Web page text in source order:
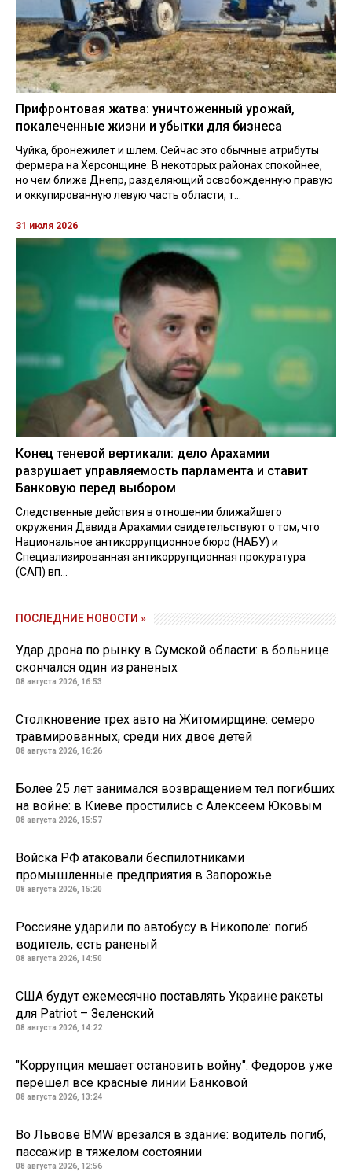
Прифронтовая жатва: уничтоженный урожай,
покалеченные жизни и убытки для бизнеса
Чуйка, бронежилет и шлем. Сейчас это обычные атрибуты
фермера на Херсонщине. В некоторых районах спокойнее,
но чем ближе Днепр, разделяющий освобожденную правую
и оккупированную левую часть области, т...
31 июля 2026
Конец теневой вертикали: дело Арахамии
разрушает управляемость парламента и ставит
Банковую перед выбором
Следственные действия в отношении ближайшего
окружения Давида Арахамии свидетельствуют о том, что
Национальное антикоррупционное бюро (НАБУ) и
Специализированная антикоррупционная прокуратура
(САП) вп...
ПОСЛЕДНИЕ НОВОСТИ »
Удар дрона по рынку в Сумской области: в больнице
скончался один из раненых
08 августа 2026, 16:53
Столкновение трех авто на Житомирщине: семеро
травмированных, среди них двое детей
08 августа 2026, 16:26
Более 25 лет занимался возвращением тел погибших
на войне: в Киеве простились с Алексеем Юковым
08 августа 2026, 15:57
Войска РФ атаковали беспилотниками
промышленные предприятия в Запорожье
08 августа 2026, 15:20
Россияне ударили по автобусу в Никополе: погиб
водитель, есть раненый
08 августа 2026, 14:50
США будут ежемесячно поставлять Украине ракеты
для Patriot – Зеленский
08 августа 2026, 14:22
"Коррупция мешает остановить войну": Федоров уже
перешел все красные линии Банковой
08 августа 2026, 13:24
Во Львове BMW врезался в здание: водитель погиб,
пассажир в тяжелом состоянии
08 августа 2026, 12:56